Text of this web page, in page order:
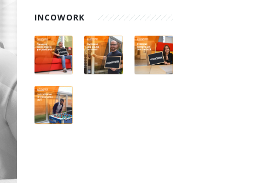
INCOWORK